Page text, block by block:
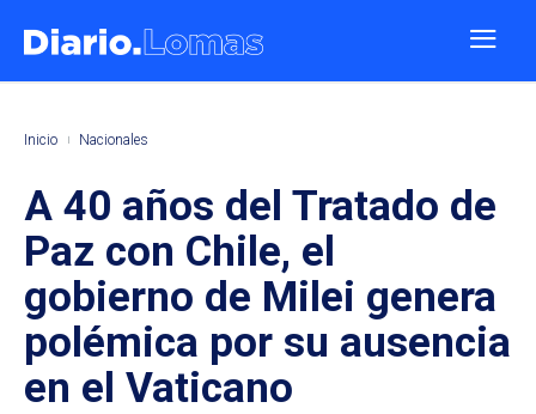
Inicio Nacionales
A 40 años del Tratado de
Paz con Chile, el
gobierno de Milei genera
polémica por su ausencia
en el Vaticano